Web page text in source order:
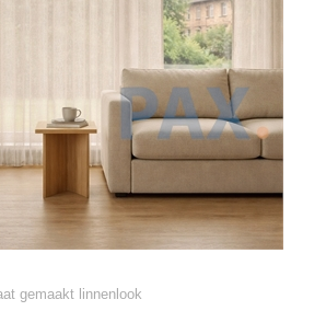
gemaakt linnenlook